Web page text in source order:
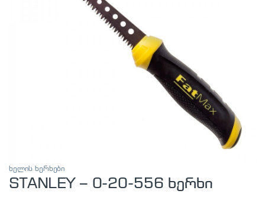
ხელის ხერხები
STANLEY – 0-20-556 ხერხი